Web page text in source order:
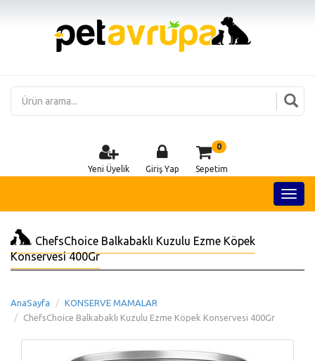
Yeni Üyelik Giriş Yap
0
Sepetim
ChefsChoice Balkabaklı Kuzulu Ezme Köpek
Konservesi 400Gr
AnaSayfa
KONSERVE MAMALAR
ChefsChoice Balkabaklı Kuzulu Ezme Köpek Konservesi 400Gr